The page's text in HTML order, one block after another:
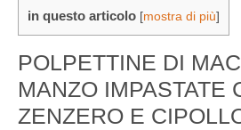
in questo articolo [mostra di più]
POLPETTINE DI
MANZO IMPASTATE
ZENZERO E